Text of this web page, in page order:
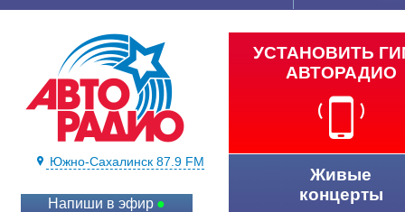
Южно-Сахалинск 87.9 FM
Напиши в эфир
УСТАНОВИТЬ
АВТОРАДИО
Живые
концерты